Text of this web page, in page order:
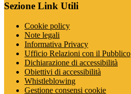
Sezione Link Utili
Cookie policy
Note legali
Informativa Privacy
Ufficio Relazioni con il Pubblico
Dichiarazione di accessibilità
Obiettivi di accessibilità
Whistleblowing
Gestione consensi cookie